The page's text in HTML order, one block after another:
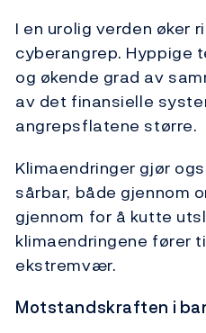
I en urolig verden øker
cyberangrep. Hyppige
og økende grad av
av det finansielle
angrepsflatene større.
Klimaendringer gjør
sårbar, både gjennom
gjennom for å kutte
klimaendringene fører
ekstremvær.
Motstandskraften i